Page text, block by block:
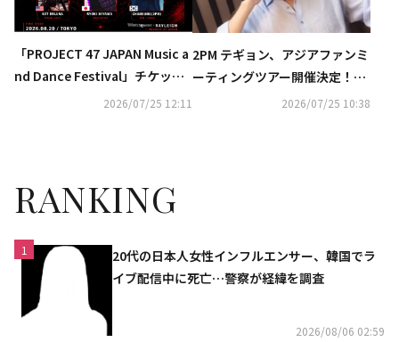
「PROJECT 47 JAPAN Music a
nd Dance Festival」チケット
販売開始のお知らせ2026/07/25 12:11
2PM テギョン、アジアファンミ
ーティングツアー開催決定！爽
やかなポスターも解禁2026/07/25 10:38
RANKING
1
20代の日本人女性インフルエンサー、韓国でラ
イブ配信中に死亡…警察が経緯を調査
2026/08/06 02:59